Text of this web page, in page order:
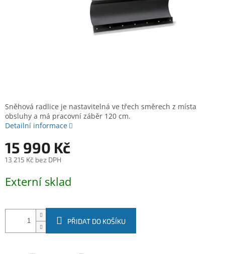
Sněhová radlice je nastavitelná ve třech směrech z místa
obsluhy a má pracovní záběr 120 cm.
Detailní informace
15 990 Kč
13 215 Kč bez DPH
cena:
Externí sklad
PŘIDAT DO KOŠÍKU